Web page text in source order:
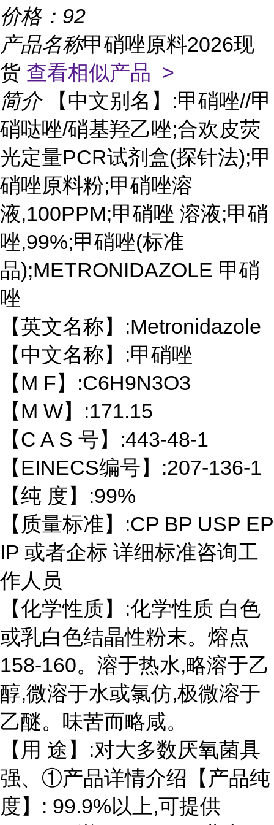
价格： 92
产品名称甲硝唑原料2026现
货 查看相似产品 >
简介
【中文别名】:甲硝唑//甲
硝哒唑/硝基羟乙唑;合欢皮荧
光定量PCR试剂盒(探针法);甲
硝唑原料粉;甲硝唑溶
液,100PPM;甲硝唑 溶液;甲硝
唑,99%;甲硝唑(标准
品);METRONIDAZOLE 甲硝
唑
【英文名称】:Metronidazole
【中文名称】:甲硝唑
【M F】:C6H9N3O3
【M W】:171.15
【C A S 号】:443-48-1
【EINECS编号】:207-136-1
【纯 度】:99%
【质量标准】:CP BP USP EP
IP 或者企标 详细标准咨询工
作人员
【化学性质】:化学性质 白色
或乳白色结晶性粉末。熔点
158-160。溶于热水,略溶于乙
醇,微溶于水或氯仿,极微溶于
乙醚。味苦而略咸。
【用 途】:对大多数厌氧菌具
强、①产品详情介绍【产品纯
度】: 99.9%以上,可提供